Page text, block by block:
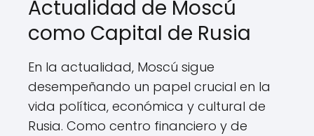
Actualidad de Moscú
como Capital de Rusia
En la actualidad, Moscú sigue
desempeñando un papel crucial en la
vida política, económica y cultural de
Rusia. Como centro financiero y de